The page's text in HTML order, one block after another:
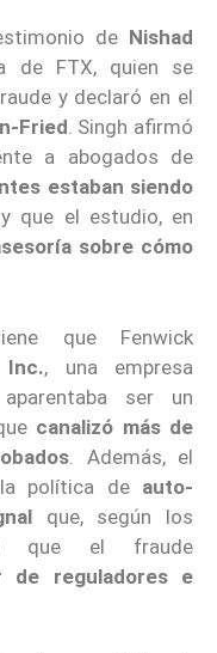
de Nishad
de FTX, quien se
y declaró en el
Fried. Singh afirmó
a abogados de
estaban siendo
que el estudio, en
sobre cómo
que Fenwick
Inc., una empresa
ser un
canalizó más de
. Además, el
política de auto-
que, según los
que el fraude
de reguladores e